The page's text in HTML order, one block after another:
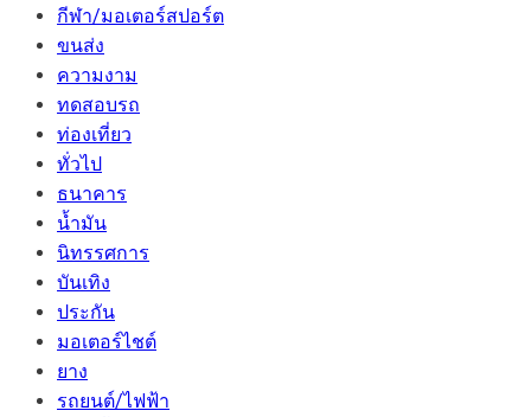
กีฬา/มอเตอร์สปอร์ต
ขนส่ง
ความงาม
ทดสอบรถ
ท่องเที่ยว
ทั่วไป
ธนาคาร
น้ำมัน
นิทรรศการ
บันเทิง
ประกัน
มอเตอร์ไชต์
ยาง
รถยนต์/ไฟฟ้า